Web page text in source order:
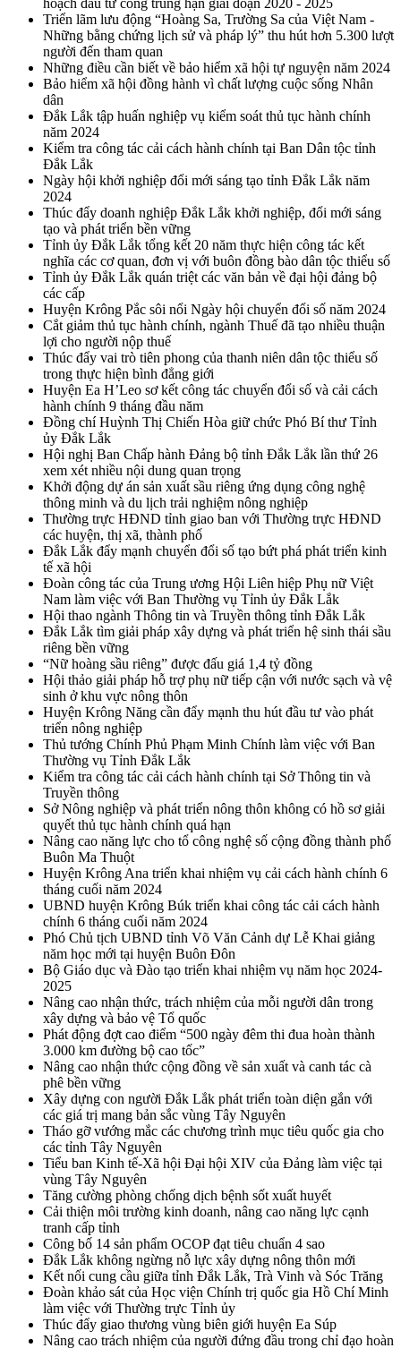
hoạch đầu tư công trung hạn giai đoạn 2020 - 2025
Triển lãm lưu động “Hoàng Sa, Trường Sa của Việt Nam -
Những bằng chứng lịch sử và pháp lý” thu hút hơn 5.300 lượt
người đến tham quan
Những điều cần biết về bảo hiểm xã hội tự nguyện năm 2024
Bảo hiểm xã hội đồng hành vì chất lượng cuộc sống Nhân
dân
Đắk Lắk tập huấn nghiệp vụ kiểm soát thủ tục hành chính
năm 2024
Kiểm tra công tác cải cách hành chính tại Ban Dân tộc tỉnh
Đắk Lắk
Ngày hội khởi nghiệp đổi mới sáng tạo tỉnh Đắk Lắk năm
2024
Thúc đẩy doanh nghiệp Đắk Lắk khởi nghiệp, đổi mới sáng
tạo và phát triển bền vững
Tỉnh ủy Đắk Lắk tổng kết 20 năm thực hiện công tác kết
nghĩa các cơ quan, đơn vị với buôn đồng bào dân tộc thiểu số
Tỉnh ủy Đắk Lắk quán triệt các văn bản về đại hội đảng bộ
các cấp
Huyện Krông Pắc sôi nổi Ngày hội chuyển đổi số năm 2024
Cắt giảm thủ tục hành chính, ngành Thuế đã tạo nhiều thuận
lợi cho người nộp thuế
Thúc đẩy vai trò tiên phong của thanh niên dân tộc thiểu số
trong thực hiện bình đẳng giới
Huyện Ea H’Leo sơ kết công tác chuyển đổi số và cải cách
hành chính 9 tháng đầu năm
Đồng chí Huỳnh Thị Chiến Hòa giữ chức Phó Bí thư Tỉnh
ủy Đắk Lắk
Hội nghị Ban Chấp hành Đảng bộ tỉnh Đắk Lắk lần thứ 26
xem xét nhiều nội dung quan trọng
Khởi động dự án sản xuất sầu riêng ứng dụng công nghệ
thông minh và du lịch trải nghiệm nông nghiệp
Thường trực HĐND tỉnh giao ban với Thường trực HĐND
các huyện, thị xã, thành phố
Đắk Lắk đẩy mạnh chuyển đổi số tạo bứt phá phát triển kinh
tế xã hội
Đoàn công tác của Trung ương Hội Liên hiệp Phụ nữ Việt
Nam làm việc với Ban Thường vụ Tỉnh ủy Đắk Lắk
Hội thao ngành Thông tin và Truyền thông tỉnh Đắk Lắk
Đắk Lắk tìm giải pháp xây dựng và phát triển hệ sinh thái sầu
riêng bền vững
“Nữ hoàng sầu riêng” được đấu giá 1,4 tỷ đồng
Hội thảo giải pháp hỗ trợ phụ nữ tiếp cận với nước sạch và vệ
sinh ở khu vực nông thôn
Huyện Krông Năng cần đẩy mạnh thu hút đầu tư vào phát
triển nông nghiệp
Thủ tướng Chính Phủ Phạm Minh Chính làm việc với Ban
Thường vụ Tỉnh Đắk Lắk
Kiểm tra công tác cải cách hành chính tại Sở Thông tin và
Truyền thông
Sở Nông nghiệp và phát triển nông thôn không có hồ sơ giải
quyết thủ tục hành chính quá hạn
Nâng cao năng lực cho tổ công nghệ số cộng đồng thành phố
Buôn Ma Thuột
Huyện Krông Ana triển khai nhiệm vụ cải cách hành chính 6
tháng cuối năm 2024
UBND huyện Krông Búk triển khai công tác cải cách hành
chính 6 tháng cuối năm 2024
Phó Chủ tịch UBND tỉnh Võ Văn Cảnh dự Lễ Khai giảng
năm học mới tại huyện Buôn Đôn
Bộ Giáo dục và Đào tạo triển khai nhiệm vụ năm học 2024-
2025
Nâng cao nhận thức, trách nhiệm của mỗi người dân trong
xây dựng và bảo vệ Tổ quốc
Phát động đợt cao điểm “500 ngày đêm thi đua hoàn thành
3.000 km đường bộ cao tốc”
Nâng cao nhận thức cộng đồng về sản xuất và canh tác cà
phê bền vững
Xây dựng con người Đắk Lắk phát triển toàn diện gắn với
các giá trị mang bản sắc vùng Tây Nguyên
Tháo gỡ vướng mắc các chương trình mục tiêu quốc gia cho
các tỉnh Tây Nguyên
Tiểu ban Kinh tế-Xã hội Đại hội XIV của Đảng làm việc tại
vùng Tây Nguyên
Tăng cường phòng chống dịch bệnh sốt xuất huyết
Cải thiện môi trường kinh doanh, nâng cao năng lực cạnh
tranh cấp tỉnh
Công bố 14 sản phẩm OCOP đạt tiêu chuẩn 4 sao
Đắk Lắk không ngừng nỗ lực xây dựng nông thôn mới
Kết nối cung cầu giữa tỉnh Đắk Lắk, Trà Vinh và Sóc Trăng
Đoàn khảo sát của Học viện Chính trị quốc gia Hồ Chí Minh
làm việc với Thường trực Tỉnh ủy
Thúc đẩy giao thương vùng biên giới huyện Ea Súp
Nâng cao trách nhiệm của người đứng đầu trong chỉ đạo hoàn